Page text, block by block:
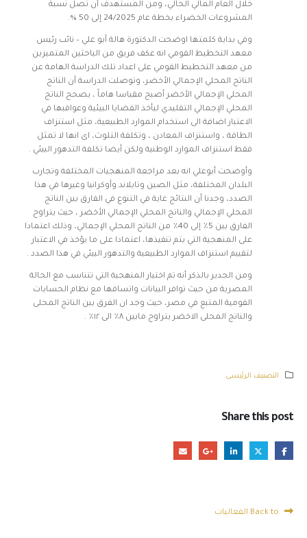
خلال العام المالي الحالي، ومن المستهدف أن تصل نسبة
المشروعات الخضراء بخطة عام 24/2025 إلى 50 %.
وفي بداية كلمتها اوضحت الدكتورة هالة أبو علي – نائب رئيس
معهد التخطيط القومي انه عكف فريق من الباحثين المتميزين
من معهد التخطيط القومي على اعداد تلك الدراسة الهامة عن
الناتج المحلي الإجمالي الأخضر، وتوصلت الدراسة أن الناتج
المحلي الإجمالي الأخضر أصبح مقياسا هاماً ، يصحح الناتج
المحلي الإجمالي التقليدي ليأخذ القضايا البيئية وعواقبها في
الاعتبار اضافة الى استخدام الموارد الطبيعية، مثل استنزاف
الطاقة ، واستنزاف المعادن ، وتكلفة التلوث، اى انها لا تمثل
فقط استنزاف الموارد الوطنية ولكن أيضا تكلفة التدهور البيئي .
وأوضحت أبوعلي انه بعد مراجعة المنهجيات المختلفة وتجارب
البلدان المختلفة، مثل الصين وتايلاند وأوكرانيا وغيرها في هذا
الصدد، وجدنا أن النتائج غاية في التنوع في الفارق بين الناتج
المحلي الإجمالي والناتج المحلي الإجمالي الأخضر ، حيث يتراوح
الفارق بين 5٪ إلى 40٪ من الناتج المحلي الإجمالي، وذلك اعتمادا
على المنهجية التي يتم تنفيذها، اعتمادا على ما يؤخذ في الاعتبار
لتقييم استنزاف الموارد الطبيعية والتدهور البيئي في هذا الصدد .
ومن الجدير بالذكر أنه تم اختيار المنهجية التي تتناسب مع الحالة
المصرية من حيث توافر البيانات واتساقها مع نظام الحسابات
القومية المتبع في مصر، حيث وجد ان الفرق بين الناتج المحلى
والناتج المحلى الاخضر يتراوح مابين ٨٪؜ الى ١٢٪؜ .
التصنيف الرئيسى
Share this post